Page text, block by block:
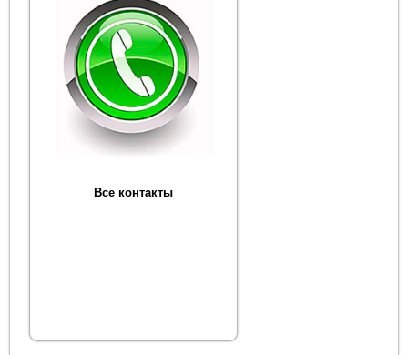
Все контакты